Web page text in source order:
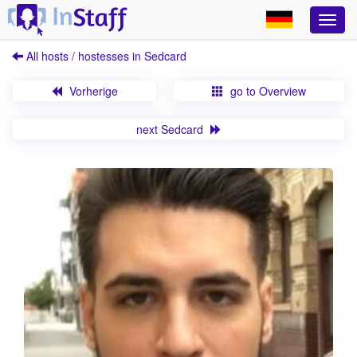
All hosts / hostesses in Sedcard
Vorherige go to Overview
next Sedcard